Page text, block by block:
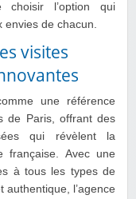
choisir l’option qui
envies de chacun.
visites
une référence
de Paris, offrant des
qui révèlent la
française. Avec une
à tous les types de
l’agence